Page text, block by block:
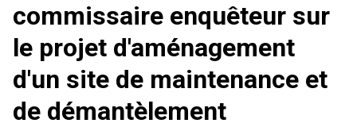
commissaire enquêteur sur
le projet d'aménagement
d'un site de maintenance et
de démantèlement